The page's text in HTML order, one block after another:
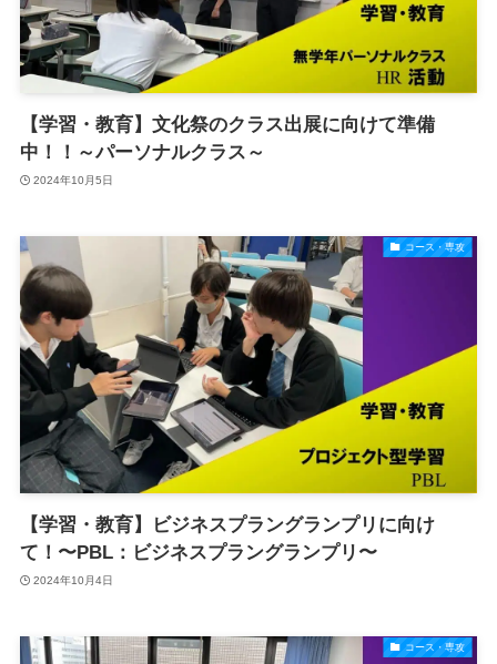
【学習・教育】文化祭のクラス出展に向けて準備
中！！～パーソナルクラス～
2024年10月5日
コース・専攻
【学習・教育】ビジネスプラングランプリに向け
て！〜PBL：ビジネスプラングランプリ〜
2024年10月4日
コース・専攻